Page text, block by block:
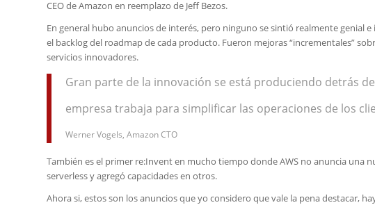
CEO de Amazon en reemplazo de Jeff Bezos.
En general hubo anuncios de interés, pero ninguno se sintió realmente genial
el backlog del roadmap de cada producto. Fueron mejoras “incrementales”
servicios innovadores.
Gran parte de la innovación se está produciendo detrás
empresa trabaja para simplificar las operaciones de los
Werner Vogels, Amazon CTO
También es el primer re:Invent en mucho tiempo donde AWS no anuncia una
serverless y agregó capacidades en otros.
Ahora si, estos son los anuncios que yo considero que vale la pena destacar,